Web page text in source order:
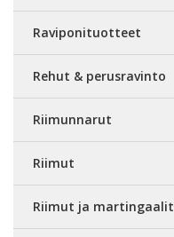
Raviponituotteet
Rehut & perusravinto
Riimunnarut
Riimut
Riimut ja martingaalit